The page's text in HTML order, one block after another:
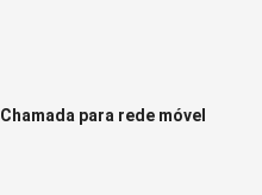
Chamada para rede móvel